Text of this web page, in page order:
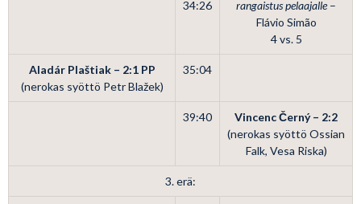
34:26 rangaistus pelaajalle–
Flávio Simão
4 vs. 5
Aladár Plaštiak – 2:1 PP
(nerokas syöttö Petr Blažek)
35:04
39:40
Vincenc Černý – 2:2
(nerokas syöttö Ossian
Falk, Vesa Riska)
3. erä: